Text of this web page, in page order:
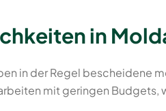
in
in der Regel bescheidene
mit geringen Budgets,